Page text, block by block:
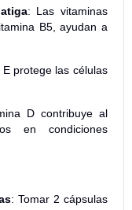
: Las vitaminas
B5, ayudan a
protege las células
D contribuye al
en condiciones
: Tomar 2 cápsulas